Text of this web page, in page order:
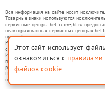
Вся информация на сайте носит
Товарные знаки используются
сервисные центры bel.fixim-jbl.ru
неавторизованных сервисных центрах
правообладателями товарных знаков или
Ремонт осуществляется для устройств,
со статьей 1487 ГК РФ.
Использование товарных знаков не
потребителей в заблуждение, а служит
ремонту техники указанных брендов.
Представленная на сайте информация не
положениями Статьи 437(2) Гражданского
Этот сайт использует
ознакомиться с правилами
файлов cookie